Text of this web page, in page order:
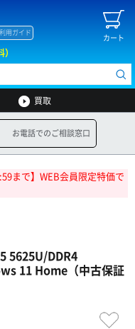
カート
用ガイド
買取
お電話でのご相談窓口
まで】WEB会員限定特価で
5625U/DDR4
11 Home（中古保証